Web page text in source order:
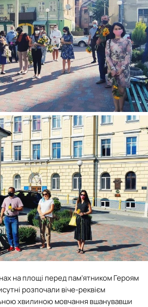
на площі перед пам’ятником Героям
розпочали віче-реквієм
хвилиною мовчання вшанувавши